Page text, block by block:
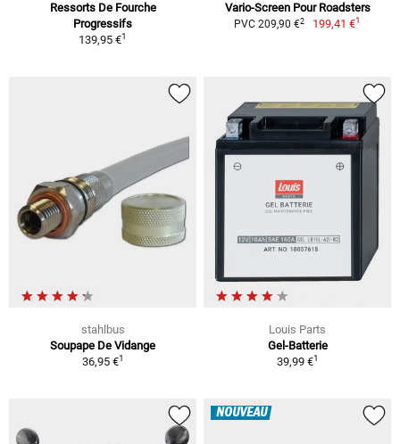
Ressorts De Fourche
Progressifs
139,95 €1
Vario-Screen Pour Roadsters
PVC 209,90 €2 199,41 €1
stahlbus
Soupape De Vidange
36,95 €1
Louis Parts
Gel-Batterie
39,99 €1
NOUVEAU